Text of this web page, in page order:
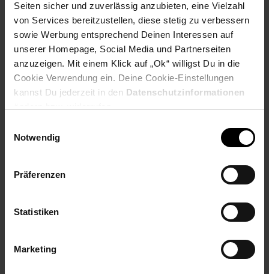
Seiten sicher und zuverlässig anzubieten, eine Vielzahl
von Services bereitzustellen, diese stetig zu verbessern
sowie Werbung entsprechend Deinen Interessen auf
unserer Homepage, Social Media und Partnerseiten
anzuzeigen. Mit einem Klick auf „Ok“ willigst Du in die
Cookie Verwendung ein. Deine Cookie-Einstellungen
kannst Du jederzeit in den Datenschutzinformationen
Notwendig
Präferenzen
Statistiken
Marketing
PAYBACK
Payback Punkte Basis°Punkte:
38
Extra°Punkte:
0
Integrieren Sie Ihre netzwerkfähigen Geräte einfach über das
1.200 MBit/s erreichen Sie Gigabit-Geschwindigkeiten an
beiden LAN-Anschlüssen - und müssen keine zusätzlichen
Artikel gehört zur Kategorie: